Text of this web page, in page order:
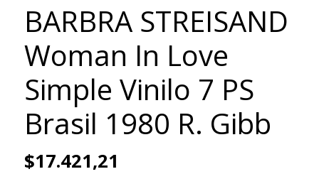
BARBRA STREISAND
Woman In Love
Simple Vinilo 7 PS
Brasil 1980 R. Gibb
$17.421,21